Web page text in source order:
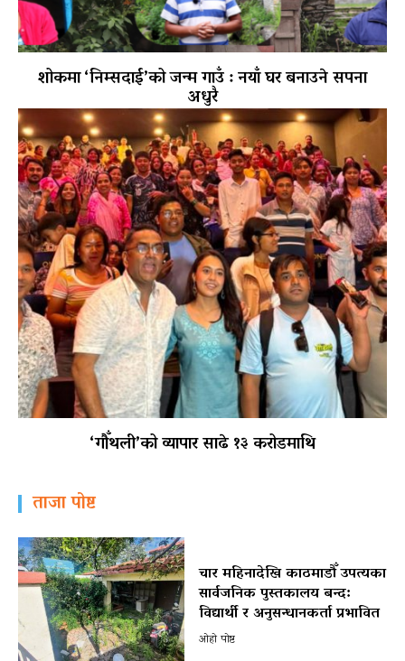
शोकमा ‘निम्सदाई’को जन्म गाउँ : नयाँ घर बनाउने सपना
अधुरै
‘गौँथली’को व्यापार साढे १३ करोडमाथि
ताजा पोष्ट
चार महिनादेखि काठमाडौँ उपत्यका
सार्वजनिक पुस्तकालय बन्द:
विद्यार्थी र अनुसन्धानकर्ता प्रभावित
ओहो पोष्ट